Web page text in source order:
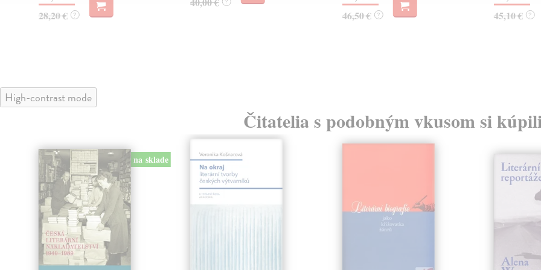
28,20 € ? 46,50 € ? 45,10 € ?
High-contrast mode
Čitatelia s podobným vkusom si
na sklade